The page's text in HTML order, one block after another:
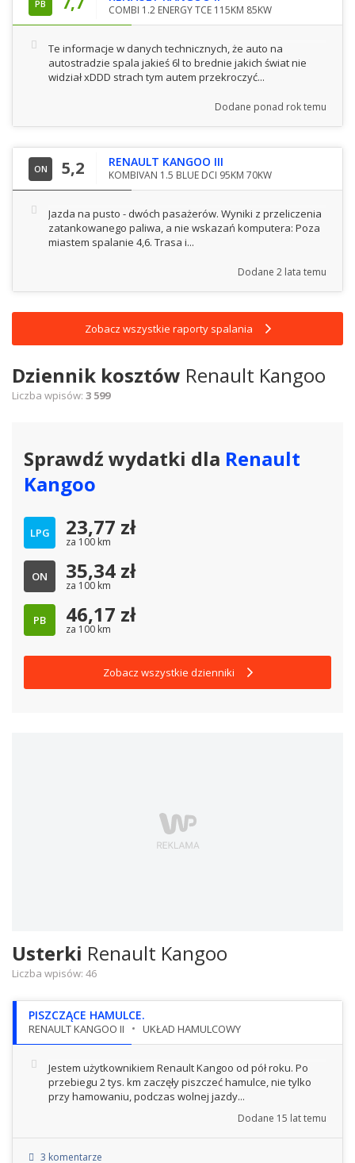
PB COMBI 1.2 ENERGY TCE 115KM 85KW
Te informacje w danych technicznych, że auto na
autostradzie spala jakieś 6l to brednie jakich świat nie
widział xDDD strach tym autem przekroczyć...
Dodane ponad rok temu
ON 5,2 RENAULT KANGOO III
KOMBIVAN 1.5 BLUE DCI 95KM 70KW
Jazda na pusto - dwóch pasażerów. Wyniki z przeliczenia
zatankowanego paliwa, a nie wskazań komputera: Poza
miastem spalanie 4,6. Trasa i...
Dodane 2 lata temu
Zobacz wszystkie raporty spalania
Dziennik kosztów Renault Kangoo
Liczba wpisów: 3 599
Sprawdź wydatki dla Renault
Kangoo
LPG 23,77 zł
za 100 km
ON 35,34 zł
za 100 km
PB 46,17 zł
za 100 km
Zobacz wszystkie dzienniki
Usterki Renault Kangoo
Liczba wpisów: 46
PISZCZĄCE HAMULCE.
RENAULT KANGOO II UKŁAD HAMULCOWY
Jestem użytkownikiem Renault Kangoo od pół roku. Po
przebiegu 2 tys. km zaczęły piszczeć hamulce, nie tylko
przy hamowaniu, podczas wolnej jazdy...
Dodane 15 lat temu
3 komentarze